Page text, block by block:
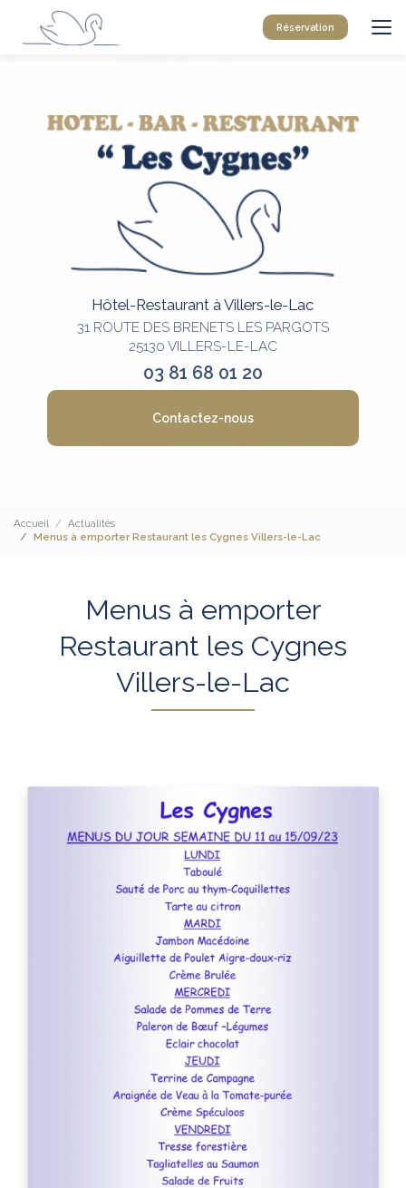
contenu
Réservation
Hôtel-Restaurant à Villers-le-Lac
31 ROUTE DES BRENETS LES PARGOTS
25130 VILLERS-LE-LAC
03 81 68 01 20
Contactez-nous
Accueil
Actualités
Menus à emporter Restaurant les Cygnes Villers-le-Lac
Menus à emporter
Restaurant les Cygnes
Villers-le-Lac